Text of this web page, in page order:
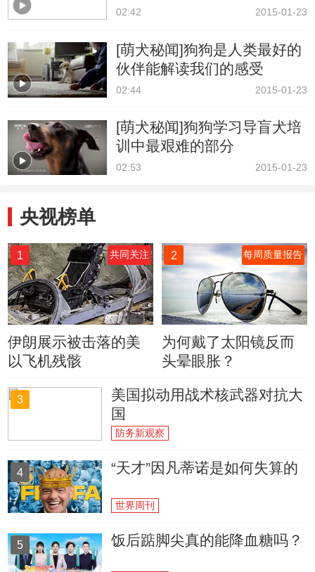
02:42 2015-01-23
[萌犬秘闻]狗狗是人类最好的
伙伴能解读我们的感受
02:44 2015-01-23
[萌犬秘闻]狗狗学习导盲犬培
训中最艰难的部分
02:53 2015-01-23
央视榜单
1 共同关注
伊朗展示被击落的美
以飞机残骸
2 每周质量报告
为何戴了太阳镜反而
头晕眼胀？
3
美国拟动用战术核武器对抗大
国
防务新观察
4 “天才”因凡蒂诺是如何失算的
世界周刊
5 饭后踮脚尖真的能降血糖吗？